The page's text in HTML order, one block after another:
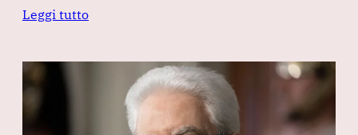
Leggi tutto